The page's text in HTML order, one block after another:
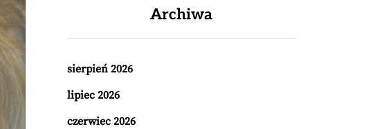
Archiwa
sierpień 2026
lipiec 2026
czerwiec 2026